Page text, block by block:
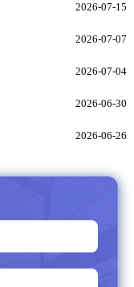
2026-07-15
2026-07-07
2026-07-04
2026-06-30
2026-06-26